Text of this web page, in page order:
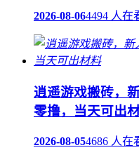
2026-08-064494 人在
逍遥游戏搬砖，
零撸，当天可出
2026-08-054686 人在